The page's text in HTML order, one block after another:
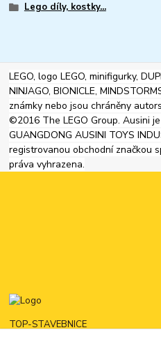
Lego díly, kostky...
LEGO, logo LEGO, minifigurky,
NINJAGO, BIONICLE,
známky nebo jsou chráněny
©2016 The LEGO Group. Ausini
GUANGDONG AUSINI TOYS
registrovanou obchodní značkou
práva vyhrazena.
TOP-STAVEBNICE